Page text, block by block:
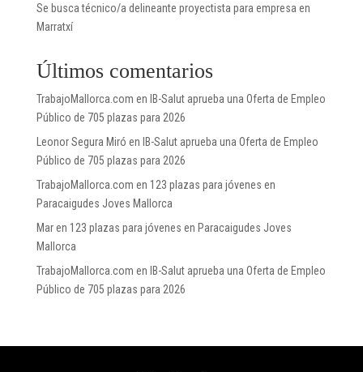
Se busca técnico/a delineante proyectista para empresa en
Marratxí
Últimos comentarios
TrabajoMallorca.com en IB-Salut aprueba una Oferta de Empleo
Público de 705 plazas para 2026
Leonor Segura Miró en IB-Salut aprueba una Oferta de Empleo
Público de 705 plazas para 2026
TrabajoMallorca.com en 123 plazas para jóvenes en
Paracaigudes Joves Mallorca
Maren 123 plazas para jóvenes en Paracaigudes Joves
Mallorca
TrabajoMallorca.com en IB-Salut aprueba una Oferta de Empleo
Público de 705 plazas para 2026